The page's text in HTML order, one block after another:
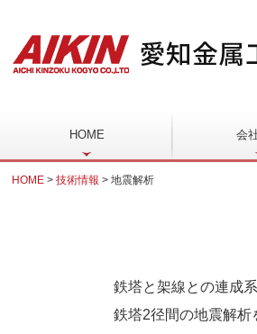
HOME 会
HOME 技術情報 地震解析
鉄塔と架線との連成
鉄塔2径間の地震解析